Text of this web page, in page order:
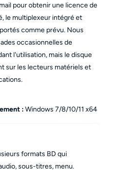
pour obtenir une licence de
le multiplexeur intégré et
comme prévu. Nous
occasionnelles de
l'utilisation, mais le disque
sur les lecteurs matériels et
:Windows 7/8/10/11 x64
formats BD qui
sous-titres, menu.